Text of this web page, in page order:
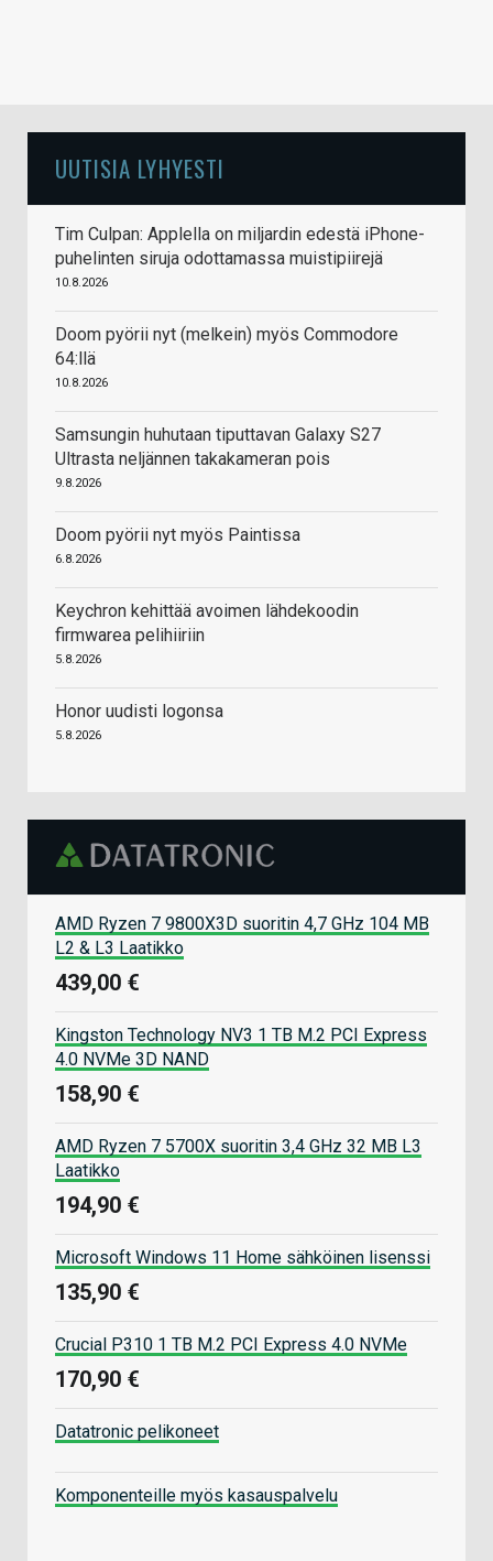
UUTISIA LYHYESTI
Tim Culpan: Applella on miljardin edestä iPhone-
puhelinten siruja odottamassa muistipiirejä
10.8.2026
Doom pyörii nyt (melkein) myös Commodore
64:llä
10.8.2026
Samsungin huhutaan tiputtavan Galaxy S27
Ultrasta neljännen takakameran pois
9.8.2026
Doom pyörii nyt myös Paintissa
6.8.2026
Keychron kehittää avoimen lähdekoodin
firmwarea pelihiiriin
5.8.2026
Honor uudisti logonsa
5.8.2026
AMD Ryzen 7 9800X3D suoritin 4,7 GHz 104 MB
L2 & L3 Laatikko
439,00 €
Kingston Technology NV3 1 TB M.2 PCI Express
4.0 NVMe 3D NAND
158,90 €
AMD Ryzen 7 5700X suoritin 3,4 GHz 32 MB L3
Laatikko
194,90 €
Microsoft Windows 11 Home sähköinen lisenssi
135,90 €
Crucial P310 1 TB M.2 PCI Express 4.0 NVMe
170,90 €
Datatronic pelikoneet
Komponenteille myös kasauspalvelu